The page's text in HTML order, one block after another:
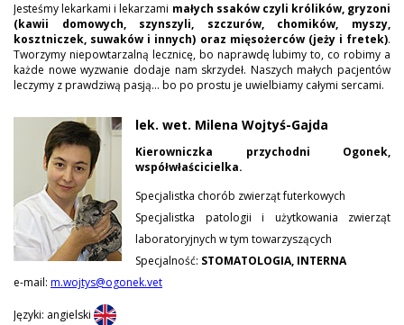
Jesteśmy lekarkami i lekarzami małych ssaków czyli królików, gryzoni
(kawii domowych, szynszyli, szczurów, chomików, myszy,
kosztniczek, suwaków i innych) oraz mięsożerców (jeży i fretek).
Tworzymy niepowtarzalną lecznicę, bo naprawdę lubimy to, co robimy a
każde nowe wyzwanie dodaje nam skrzydeł. Naszych małych pacjentów
leczymy z prawdziwą pasją... bo po prostu je uwielbiamy całymi sercami.
lek. wet. Milena Wojtyś-Gajda
Kierowniczka przychodni Ogonek,
współwłaścicielka.
Specjalistka chorób zwierząt futerkowych
Specjalistka patologii i użytkowania zwierząt
laboratoryjnych w tym towarzyszących
Specjalność: STOMATOLOGIA, INTERNA
e-mail: m.wojtys@ogonek.vet
Języki: angielski